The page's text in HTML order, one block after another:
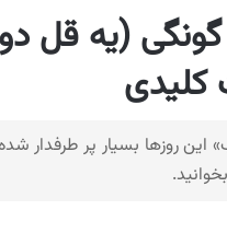
(یه قل
کلیدی
روزها بسیار پر طرفدار